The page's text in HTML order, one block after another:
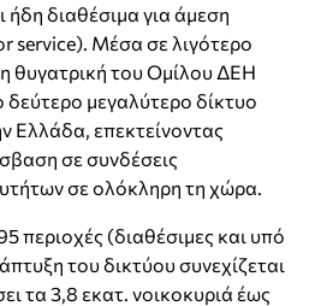
ήδη διαθέσιμα για άμεση
service). Μέσα σε λιγότερο
θυγατρική του Ομίλου ΔΕΗ
δεύτερο μεγαλύτερο δίκτυο
Ελλάδα, επεκτείνοντας
σε συνδέσεις
σε ολόκληρη τη χώρα.
περιοχές (διαθέσιμες και υπό
του δικτύου συνεχίζεται
τα 3,8 εκατ. νοικοκυριά έως